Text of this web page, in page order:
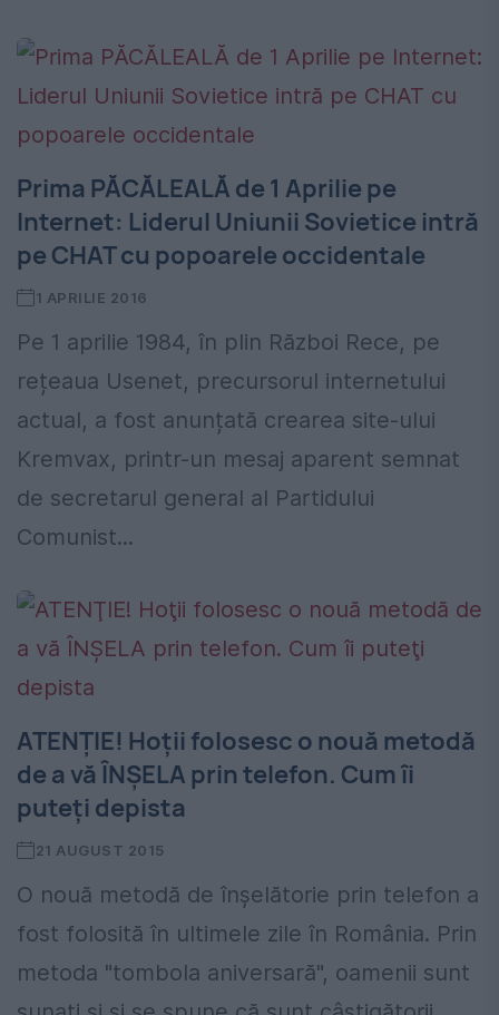
Prima PĂCĂLEALĂ de 1 Aprilie pe
Internet: Liderul Uniunii Sovietice intră
pe CHAT cu popoarele occidentale
1 APRILIE 2016
Pe 1 aprilie 1984, în plin Război Rece, pe
rețeaua Usenet, precursorul internetului
actual, a fost anunțată crearea site-ului
Kremvax, printr-un mesaj aparent semnat
de secretarul general al Partidului
Comunist...
ATENŢIE! Hoţii folosesc o nouă metodă
de a vă ÎNŞELA prin telefon. Cum îi
puteţi depista
21 AUGUST 2015
O nouă metodă de înşelătorie prin telefon a
fost folosită în ultimele zile în România. Prin
metoda "tombola aniversară", oamenii sunt